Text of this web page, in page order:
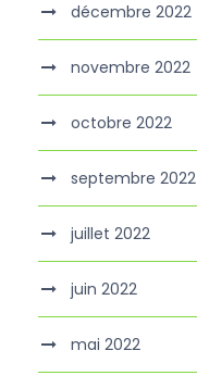
décembre 2022
novembre 2022
octobre 2022
septembre 2022
juillet 2022
juin 2022
mai 2022